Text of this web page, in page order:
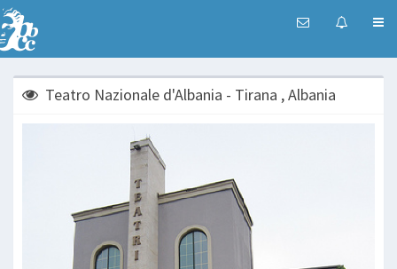
Teatro Nazionale d'Albania - Tirana , Albania